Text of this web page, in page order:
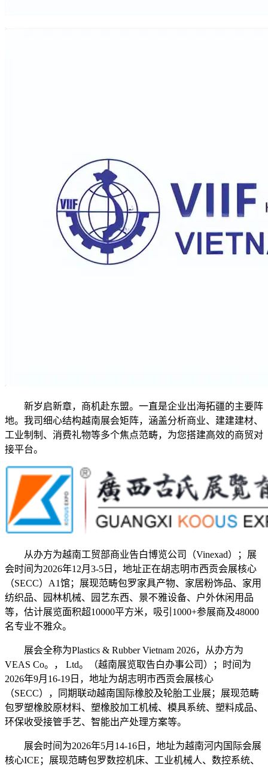
新岁启新章，商机赴东盟。一直是企业出海拓疆的主要阵
地。我司细心结构越南展会矩阵，涵盖分析商业、建建建材、
工业制制、消费礼物等多个焦点范畴，为您搭建高效的商贸对
接平台。
从办方为越南工贸部商业告白博览公司（Vinexad）；展
会时间为2026年12月3-5日，地址正在胡志明市西贡会展核心
（SECC）A1馆；展现范畴包罗家具产物、家居粉饰品、家用
纺织品、园林机械、园艺东西、景不雅设备、户外休闲用品
等，估计展览面积超10000平方米，吸引1000+参展商及48000
名专业不雅众。
展会全称为Plastics & Rubber Vietnam 2026，从办方为
VEAS Co。， Ltd。（越南展览取告白办事公司）；时间为
2026年9月16-19日，地址为胡志明市西贡会展核心
（SECC），同期联动越南国际橡胶及轮胎工业展；展现范畴
包罗塑橡胶原材料、塑橡胶加工机械、模具系统、塑料成品、
环保收受接管手艺、智能出产处理方案等。
展会时间为2026年5月14-16日，地址为越南河内国际会展
核心ICE；展现范畴包罗数控机床、工业机械人、数控系统、